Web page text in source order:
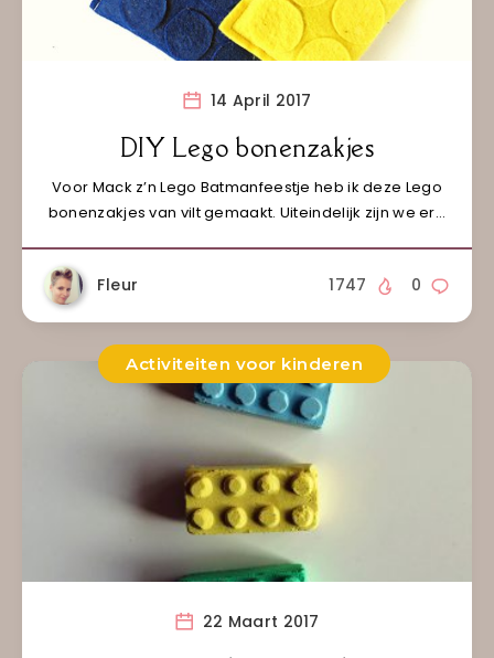
14 April 2017
DIY Lego bonenzakjes
Voor Mack z’n Lego Batmanfeestje heb ik deze Lego
bonenzakjes van vilt gemaakt. Uiteindelijk zijn we er…
Fleur 0
1747
Activiteiten voor kinderen
22 Maart 2017